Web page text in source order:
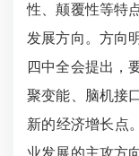
性、颠覆性等特
发展方向。方向
四中全会提出，
聚变能、脑机接
新的经济增长点
业发展的主攻方